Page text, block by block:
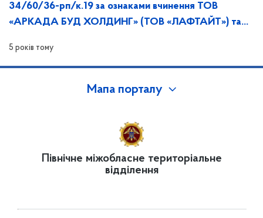
34/60/36-рп/к.19 за ознаками вчинення ТОВ
«АРКАДА БУД ХОЛДИНГ» (ТОВ «ЛАФТАЙТ») та
5 років тому
Мапа порталу
Північне міжобласне територіальне
відділення